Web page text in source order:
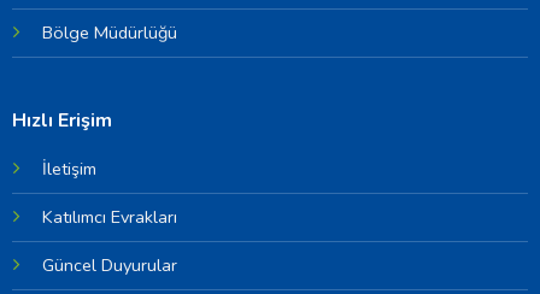
Bölge Müdürlüğü
Hızlı Erişim
İletişim
Katılımcı Evrakları
Güncel Duyurular